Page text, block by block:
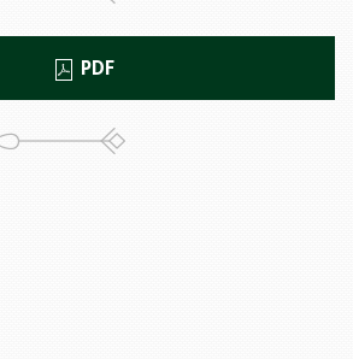
PDF